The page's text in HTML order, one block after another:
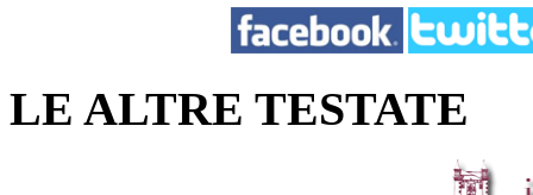
LE ALTRE TESTATE